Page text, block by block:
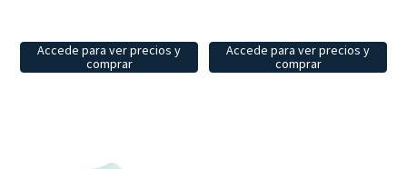
Accede para ver precios y
comprar
Accede para ver precios y
comprar